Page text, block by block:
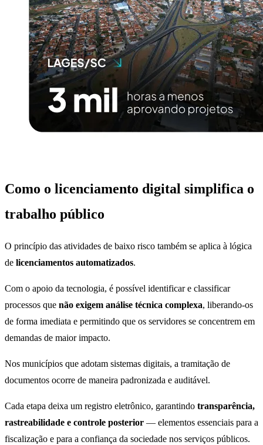
Como o licenciamento digital simplifica o
trabalho público
O princípio das atividades de baixo risco também se aplica à lógica
de licenciamentos automatizados.
Com o apoio da tecnologia, é possível identificar e classificar
processos que não exigem análise técnica complexa, liberando-os
de forma imediata e permitindo que os servidores se concentrem em
demandas de maior impacto.
Nos municípios que adotam sistemas digitais, a tramitação de
documentos ocorre de maneira padronizada e auditável.
Cada etapa deixa um registro eletrônico, garantindo transparência,
rastreabilidade e controle posterior — elementos essenciais para a
fiscalização e para a confiança da sociedade nos serviços públicos.